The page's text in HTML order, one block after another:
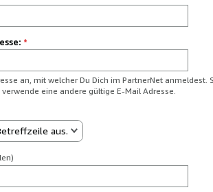
*
an, mit welcher Du Dich im PartnerNet anmeldest.
eine andere gültige E-Mail Adresse.
aus.